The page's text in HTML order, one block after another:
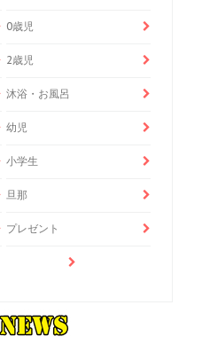
0歳児
2歳児
沐浴・お風呂
幼児
小学生
旦那
プレゼント